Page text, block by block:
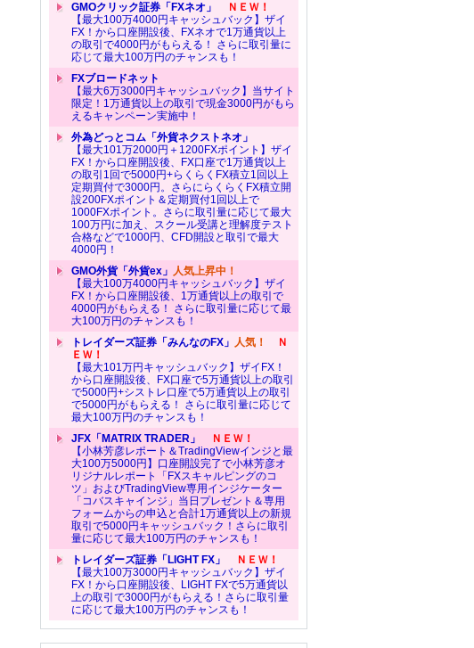
GMOクリック証券「FXネオ」
ＮＥＷ！
【最大100万4000円キャッシュバック】ザイ
FX！から口座開設後、FXネオで1万通貨以上
の取引で4000円がもらえる！ さらに取引量に
応じて最大100万円のチャンスも！
FXブロードネット
【最大6万3000円キャッシュバック】当サイト
限定！1万通貨以上の取引で現金3000円がもら
えるキャンペーン実施中！
外為どっとコム「外貨ネクストネオ」
【最大101万2000円＋1200FXポイント】ザイ
FX！から口座開設後、FX口座で1万通貨以上
の取引1回で5000円+らくらくFX積立1回以上
定期買付で3000円。さらにらくらくFX積立開
設200FXポイント＆定期買付1回以上で
1000FXポイント。さらに取引量に応じて最大
100万円に加え、スクール受講と理解度テスト
合格などで1000円、CFD開設と取引で最大
4000円！
GMO外貨「外貨ex」 人気上昇中！
【最大100万4000円キャッシュバック】ザイ
FX！から口座開設後、1万通貨以上の取引で
4000円がもらえる！ さらに取引量に応じて最
大100万円のチャンスも！
トレイダーズ証券「みんなのFX」 人気！
Ｎ
ＥＷ！
【最大101万円キャッシュバック】ザイFX！
から口座開設後、FX口座で5万通貨以上の取引
で5000円+シストレ口座で5万通貨以上の取引
で5000円がもらえる！ さらに取引量に応じて
最大100万円のチャンスも！
JFX「MATRIX TRADER」
ＮＥＷ！
【小林芳彦レポート＆TradingViewインジと最
大100万5000円】口座開設完了で小林芳彦オ
リジナルレポート「FXスキャルピングのコ
ツ」およびTradingView専用インジケーター
「コバスキャインジ」当日プレゼント＆専用
フォームからの申込と合計1万通貨以上の新規
取引で5000円キャッシュバック！さらに取引
量に応じて最大100万円のチャンスも！
トレイダーズ証券「LIGHT FX」
ＮＥＷ！
【最大100万3000円キャッシュバック】ザイ
FX！から口座開設後、LIGHT FXで5万通貨以
上の取引で3000円がもらえる！さらに取引量
に応じて最大100万円のチャンスも！